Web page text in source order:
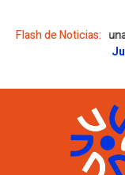
Flash de Noticias:
corrió una ola de